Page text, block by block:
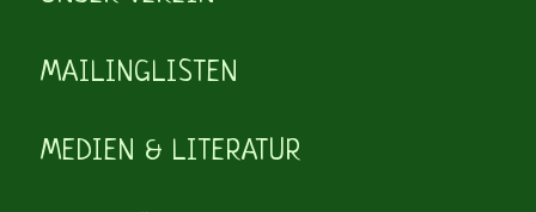
MAILINGLISTEN
MEDIEN & LITERATUR